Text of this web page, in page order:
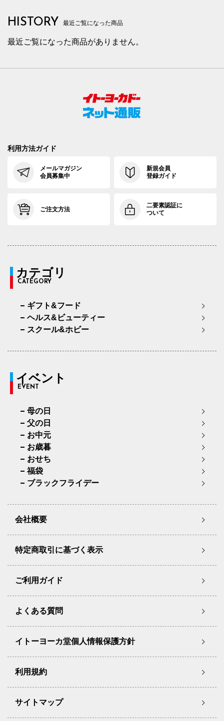
HISTORY 最近ご覧になった商品
最近ご覧になった商品がありません。
利用方法ガイド
メールマガジン
会員募集中
新規会員
登録ガイド
ご注文方法
二要素認証に
ついて
カテゴリ
CATEGORY
ギフト&フード
ヘルス&ビューティー
スクール&ホビー
イベント
EVENT
母の日
父の日
お中元
お歳暮
おせち
福袋
ブラックフライデー
会社概要
特定商取引に基づく表示
ご利用ガイド
よくある質問
イトーヨーカ堂個人情報保護方針
利用規約
サイトマップ